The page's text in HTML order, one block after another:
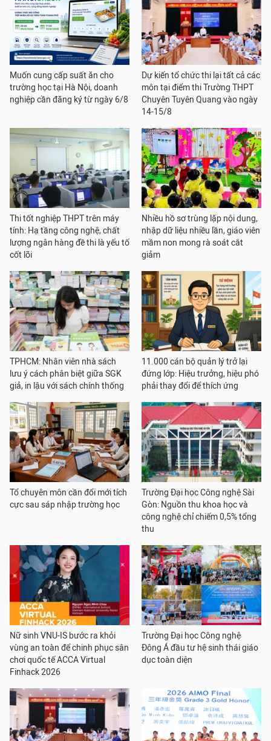
Muốn cung cấp suất ăn cho
trường học tại Hà Nội, doanh
nghiệp cần đăng ký từ ngày 6/8
Dự kiến tổ chức thi lại tất cả các
môn tại điểm thi Trường THPT
Chuyên Tuyên Quang vào ngày
14-15/8
Thi tốt nghiệp THPT trên máy
tính: Hạ tầng công nghệ, chất
lượng ngân hàng đề thi là yếu tố
cốt lõi
Nhiều hồ sơ trùng lặp nội dung,
nhập dữ liệu nhiều lần, giáo viên
mầm non mong rà soát cắt
giảm
TPHCM: Nhân viên nhà sách
lưu ý cách phân biệt giữa SGK
giả, in lậu với sách chính thống
11.000 cán bộ quản lý trở lại
đứng lớp: Hiệu trưởng, hiệu phó
phải thay đổi để thích ứng
Tổ chuyên môn cần đổi mới tích
cực sau sáp nhập trường học
Trường Đại học Công nghệ Sài
Gòn: Nguồn thu khoa học và
công nghệ chỉ chiếm 0,5% tổng
thu
Nữ sinh VNU-IS bước ra khỏi
vùng an toàn để chinh phục sân
chơi quốc tế ACCA Virtual
Finhack 2026
Trường Đại học Công nghệ
Đông Á đầu tư hệ sinh thái giáo
dục toàn diện